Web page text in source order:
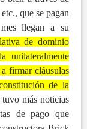
que se pagan
llegan a su
de dominio
unilateralmente
firmar cláusulas
de la
más noticias
de pago que